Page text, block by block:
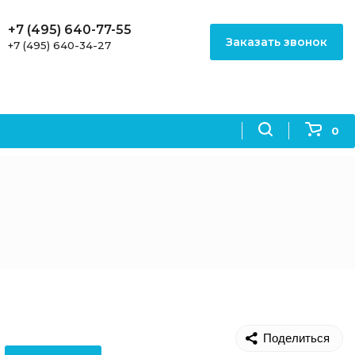
0
+7 (495) 640-77-55
+7 (495) 640-34-27 Заказать звонок
Поделиться